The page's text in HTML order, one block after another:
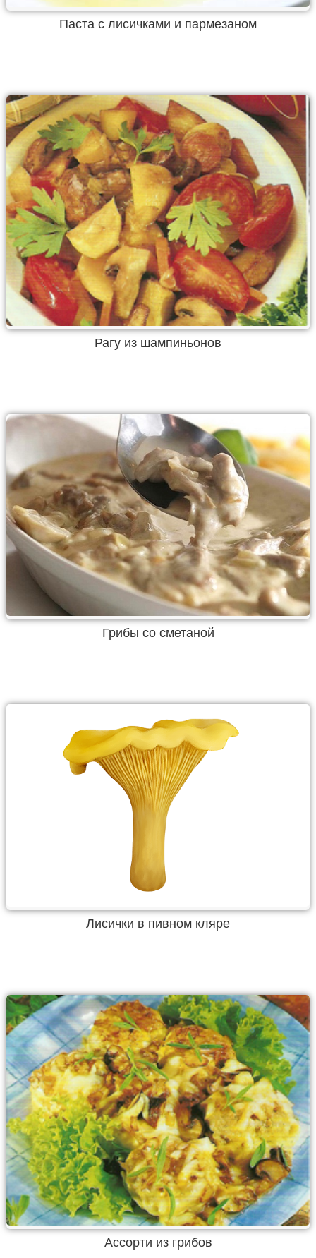
Паста с лисичками и пармезаном
Рагу из шампиньонов
Грибы со сметаной
Лисички в пивном кляре
Ассорти из грибов